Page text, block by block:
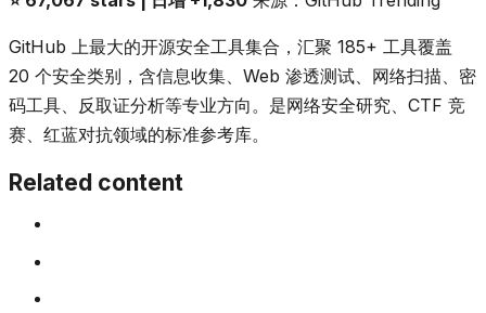
GitHub 上最大的开源安全工具集合，汇聚 185+ 工具覆盖
20 个安全类别，含信息收集、Web 渗透测试、网络扫描、密
码工具、反取证分析等专业方向。是网络安全研究、CTF 竞
赛、红蓝对抗领域的标准参考库。
Related content